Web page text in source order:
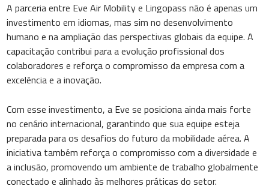
A parceria entre Eve Air Mobility e Lingopass não é apenas um
investimento em idiomas, mas sim no desenvolvimento
humano e na ampliação das perspectivas globais da equipe. A
capacitação contribui para a evolução profissional dos
colaboradores e reforça o compromisso da empresa com a
excelência e a inovação.
Com esse investimento, a Eve se posiciona ainda mais forte
no cenário internacional, garantindo que sua equipe esteja
preparada para os desafios do futuro da mobilidade aérea. A
iniciativa também reforça o compromisso com a diversidade e
a inclusão, promovendo um ambiente de trabalho globalmente
conectado e alinhado às melhores práticas do setor.